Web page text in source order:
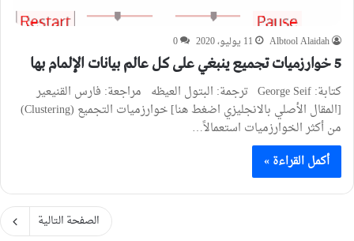
Albtool Alaidah 11 يوليو، 2020 0
5 خوارزميات تجميع ينبغي على كل عالم بيانات الإلمام بها
كتابة: George Seif ترجمة: البتول العيظه مراجعة: فارس القنيعير
[المقال الأصلي بالانجليزي اضغط هنا] خوارزميات التجميع (Clustering)
من أكثر الخوارزميات استعمالاً…
أكمل القراءة »
الصفحة التالية